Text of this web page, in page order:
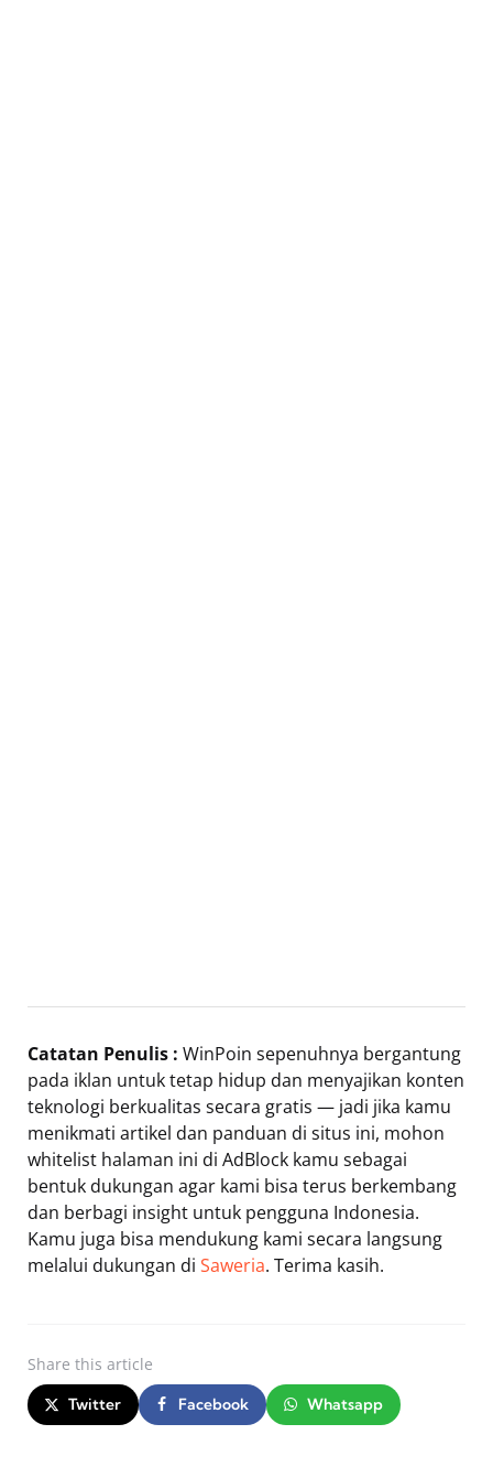
Catatan Penulis : WinPoin sepenuhnya bergantung
pada iklan untuk tetap hidup dan menyajikan konten
teknologi berkualitas secara gratis — jadi jika kamu
menikmati artikel dan panduan di situs ini, mohon
whitelist halaman ini di AdBlock kamu sebagai
bentuk dukungan agar kami bisa terus berkembang
dan berbagi insight untuk pengguna Indonesia.
Kamu juga bisa mendukung kami secara langsung
melalui dukungan di Saweria. Terima kasih.
Share this article
Twitter Facebook Whatsapp